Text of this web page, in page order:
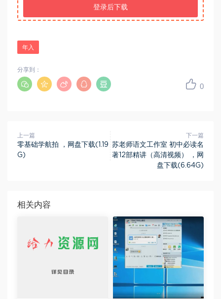
登录后下载
年入
0
分享到：
上一篇
零基础学航拍 ，网盘下载(1.19
G)
下一篇
苏老师语文工作室 初中必读名
著12部精讲（高清视频） ，网
盘下载(6.64G)
相关内容